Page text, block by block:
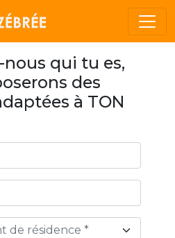
nous qui tu es,
des
à TON
de résidence *